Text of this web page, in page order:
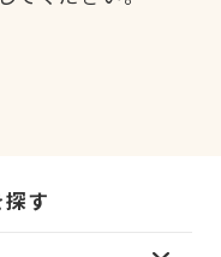
す